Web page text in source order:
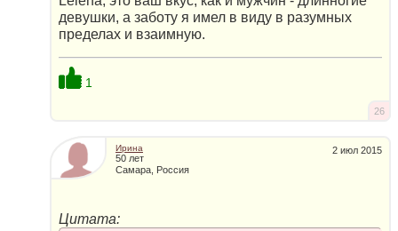
девушки, а заботу я имел в виду в разумных
пределах и взаимную.
1
26
2 июл 2015
Ирина
50 лет
Самара, Россия
Цитата: